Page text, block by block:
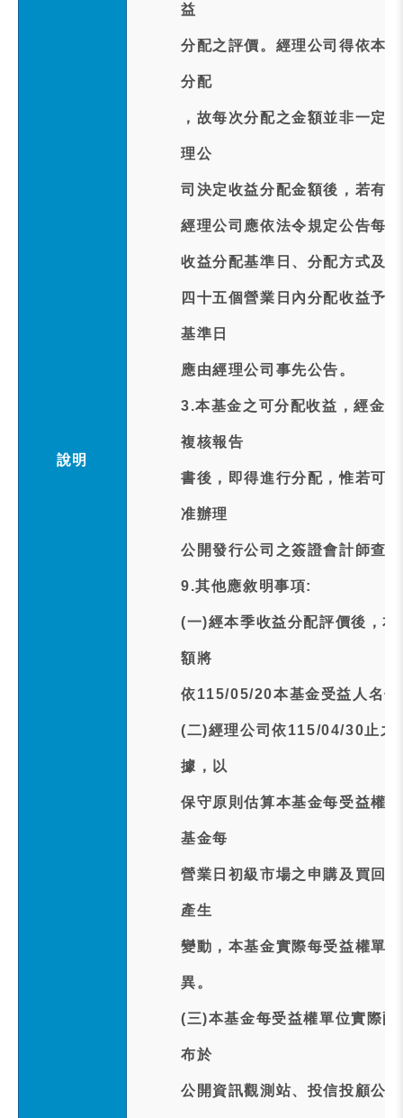
說明
益
分配之評價。經理公司得依本
分配
，故每次分配之金額並非一定
理公
司決定收益分配金額後，若有
經理公司應依法令規定公告每
收益分配基準日、分配方式及
四十五個營業日內分配收益予
基準日
應由經理公司事先公告。
3.本基金之可分配收益，經金
複核報告
書後，即得進行分配，惟若可
准辦理
公開發行公司之簽證會計師查
9.其他應敘明事項:
(一)經本季收益分配評價後，
額將
依115/05/20本基金受益人名
(二)經理公司依115/04/30止之
據，以
保守原則估算本基金每受益權
基金每
營業日初級市場之申購及買回
產生
變動，本基金實際每受益權單
異。
(三)本基金每受益權單位實際
布於
公開資訊觀測站、投信投顧公